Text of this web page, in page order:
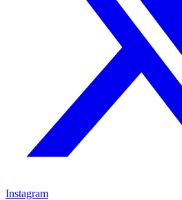
Instagram